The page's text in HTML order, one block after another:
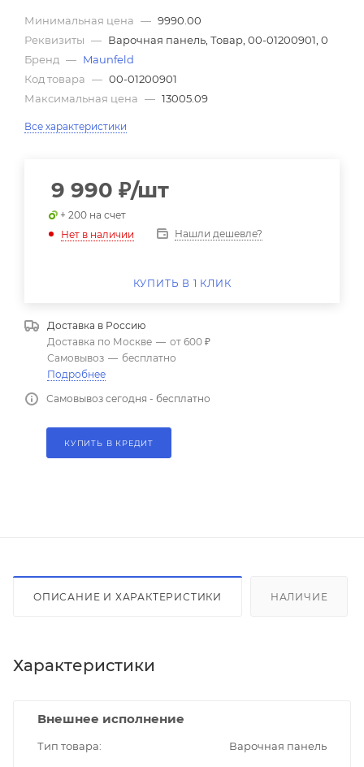
Минимальная цена — 9990.00
Реквизиты — Варочная панель, Товар, 00-01200901, 0
Бренд — Maunfeld
Код товара — 00-01200901
Максимальная цена — 13005.09
Все характеристики
9 990 ₽/шт
+ 200 на счет
Нет в наличии
Нашли дешевле?
КУПИТЬ В 1 КЛИК
Доставка в Россию
Доставка по Москве — от 600 ₽
Самовывоз — бесплатно
Подробнее
Самовывоз сегодня - бесплатно
КУПИТЬ В КРЕДИТ
ОПИСАНИЕ И ХАРАКТЕРИСТИКИ НАЛИЧИЕ
Характеристики
Внешнее исполнение
Тип товара
Варочная панель